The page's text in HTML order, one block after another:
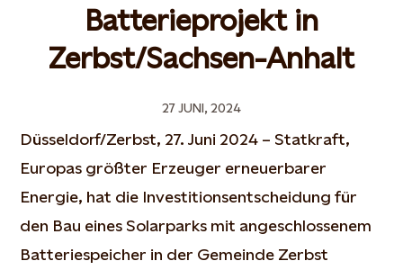
Batterieprojekt in
Zerbst/Sachsen-Anhalt
27 JUNI, 2024
Düsseldorf/Zerbst, 27. Juni 2024 – Statkraft,
Europas größter Erzeuger erneuerbarer
Energie, hat die Investitionsentscheidung für
den Bau eines Solarparks mit angeschlossenem
Batteriespeicher in der Gemeinde Zerbst